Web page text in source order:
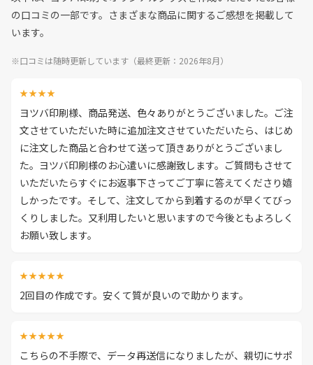
の口コミの一部です。さまざまな商品に関するご感想を掲載して
います。
※口コミは随時更新しています（最終更新：2026年8月）
★★★★
ヨツバ印刷様、商品発送、色々ありがとうございました。ご注
文させていただいた時に追加注文させていただいたら、はじめ
に注文した商品と合わせて送って頂きありがとうございまし
た。ヨツバ印刷様のお心遣いに感謝致します。ご質問もさせて
いただいたらすぐにお返事下さってご丁寧に答えてくださり嬉
しかったです。そして、注文してから到着するのが早くてびっ
くりしました。又利用したいと思いますので今後ともよろしく
お願い致します。
★★★★★
2回目の作成です。安くて質が良いので助かります。
★★★★★
こちらの不手際で、データ再送信になりましたが、親切にサポ